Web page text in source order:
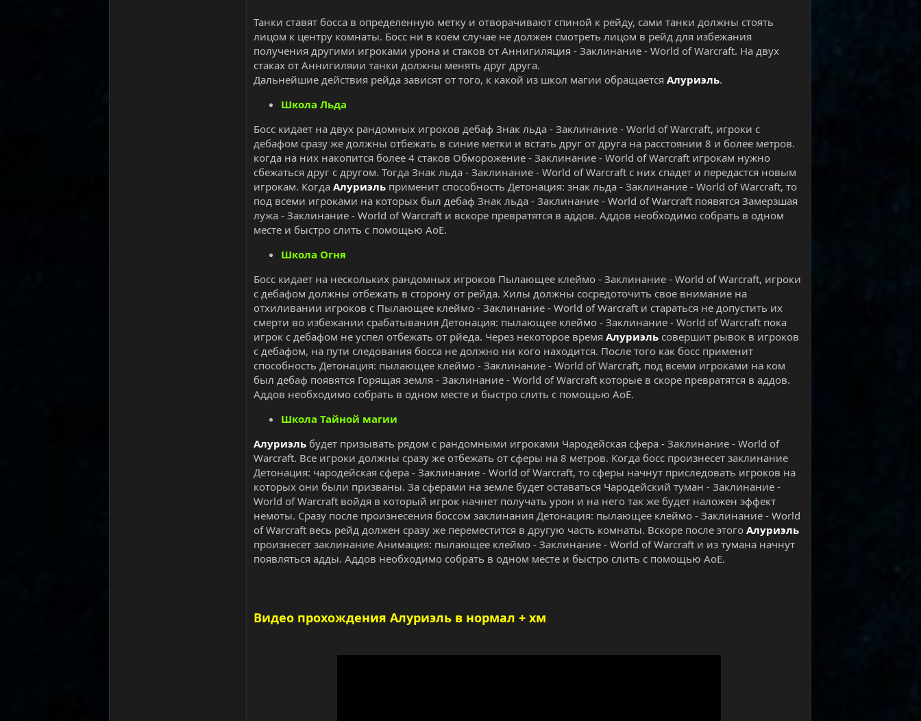
Танки ставят босса в определенную метку и отворачивают спиной к рейду, сами танки должны стоять
лицом к центру комнаты. Босс ни в коем случае не должен смотреть лицом в рейд для избежания
получения другими игроками урона и стаков от Аннигиляция - Заклинание - World of Warcraft. На двух
стаках от Аннигиляии танки должны менять друг друга.
Дальнейшие действия рейда зависят от того, к какой из школ магии обращаетсяАлуриэль.
Школа Льда
Босс кидает на двух рандомных игроков дебаф Знак льда - Заклинание - World of Warcraft, игроки с
дебафом сразу же должны отбежать в синие метки и встать друг от друга на расстоянии 8 и более метров.
когда на них накопится более 4 стаков Обморожение - Заклинание - World of Warcraft игрокам нужно
сбежаться друг с другом. Тогда Знак льда - Заклинание - World of Warcraft с них спадет и передастся новым
игрокам. КогдаАлуриэль применит способность Детонация: знак льда - Заклинание - World of Warcraft, то
под всеми игроками на которых был дебаф Знак льда - Заклинание - World of Warcraft появятся Замерзшая
лужа - Заклинание - World of Warcraft и вскоре превратятся в аддов. Аддов необходимо собрать в одном
месте и быстро слить с помощью АоЕ.
Школа Огня
Босс кидает на нескольких рандомных игроков Пылающее клеймо - Заклинание - World of Warcraft, игроки
с дебафом должны отбежать в сторону от рейда. Хилы должны сосредоточить свое внимание на
отхиливании игроков с Пылающее клеймо - Заклинание - World of Warcraft и стараться не допустить их
смерти во избежании срабатывания Детонация: пылающее клеймо - Заклинание - World of Warcraft пока
игрок с дебафом не успел отбежать от рйеда. Через некоторое времяАлуриэль совершит рывок в игроков
с дебафом, на пути следования босса не должно ни кого находится. После того как босс применит
способность Детонация: пылающее клеймо - Заклинание - World of Warcraft, под всеми игроками на ком
был дебаф появятся Горящая земля - Заклинание - World of Warcraft которые в скоре превратятся в аддов.
Аддов необходимо собрать в одном месте и быстро слить с помощью АоЕ.
Школа Тайной магии
Алуриэль будет призывать рядом с рандомными игроками Чародейская сфера - Заклинание - World of
Warcraft. Все игроки должны сразу же отбежать от сферы на 8 метров. Когда босс произнесет заклинание
Детонация: чародейская сфера - Заклинание - World of Warcraft, то сферы начнут приследовать игроков на
которых они были призваны. За сферами на земле будет оставаться Чародейский туман - Заклинание -
World of Warcraft войдя в который игрок начнет получать урон и на него так же будет наложен эффект
немоты. Сразу после произнесения боссом заклинания Детонация: пылающее клеймо - Заклинание - World
of Warcraft весь рейд должен сразу же переместится в другую часть комнаты. Вскоре после этогоАлуриэль
произнесет заклинание Анимация: пылающее клеймо - Заклинание - World of Warcraft и из тумана начнут
появляться адды. Аддов необходимо собрать в одном месте и быстро слить с помощью АоЕ.
Видео прохожденияАлуриэль в нормал + хм